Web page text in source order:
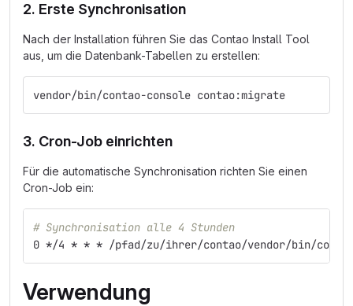
2. Erste Synchronisation
Nach der Installation führen Sie das Contao Install Tool
aus, um die Datenbank-Tabellen zu erstellen:
vendor/bin/contao-console contao:migrate
3. Cron-Job einrichten
Für die automatische Synchronisation richten Sie einen
Cron-Job ein:
# Synchronisation alle 4 Stunden
0 */4 * * * /pfad/zu/ihrer/contao/vendor/bin/
Verwendung